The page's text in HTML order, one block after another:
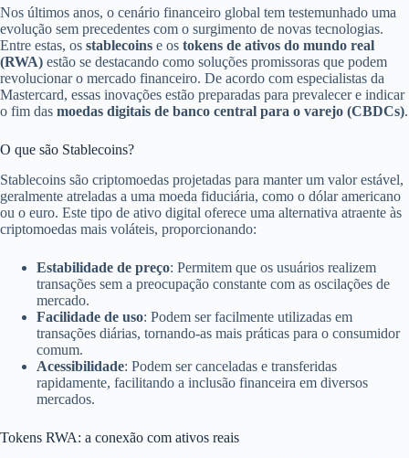
Nos últimos anos, o cenário financeiro global tem testemunhado uma
evolução sem precedentes com o surgimento de novas tecnologias.
Entre estas, os stablecoins e os tokens de ativos do mundo real
(RWA) estão se destacando como soluções promissoras que podem
revolucionar o mercado financeiro. De acordo com especialistas da
Mastercard, essas inovações estão preparadas para prevalecer e indicar
o fim das moedas digitais de banco central para o varejo (CBDCs).
O que são Stablecoins?
Stablecoins são criptomoedas projetadas para manter um valor estável,
geralmente atreladas a uma moeda fiduciária, como o dólar americano
ou o euro. Este tipo de ativo digital oferece uma alternativa atraente às
criptomoedas mais voláteis, proporcionando:
Estabilidade de preço: Permitem que os usuários realizem
transações sem a preocupação constante com as oscilações de
mercado.
Facilidade de uso: Podem ser facilmente utilizadas em
transações diárias, tornando-as mais práticas para o consumidor
comum.
Acessibilidade: Podem ser canceladas e transferidas
rapidamente, facilitando a inclusão financeira em diversos
mercados.
Tokens RWA: a conexão com ativos reais